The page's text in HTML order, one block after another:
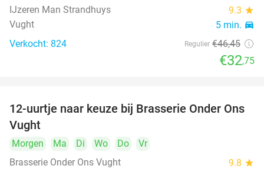
IJzeren Man Strandhuys
9.3 star
Vught 5 min. directions_car
Verkocht: 824 Regulier €46,45
€32,75
31%
12-uurtje naar keuze bij Brasserie Onder Ons
Vught
Morgen Ma Di Wo Do
Vr
Brasserie Onder Ons Vught
9.8 star